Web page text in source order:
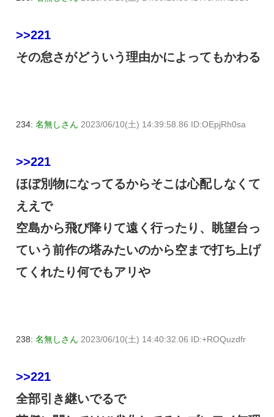
>>221
その怠さがどういう理由かによってもかわる
234: 名無しさん 2023/06/10(土) 14:39:58.86 ID:OEpjRh0sa
>>221
ほぼ別物になってるからそこは心配しなくて
ええで
空島から飛び降りて遠く行ったり、眺望台っ
ていう前作の塔みたいのから空まで打ち上げ
てくれたり何でもアリや
238: 名無しさん 2023/06/10(土) 14:40:32.06 ID:+ROQuzdfr
>>221
全部引き継いでるで